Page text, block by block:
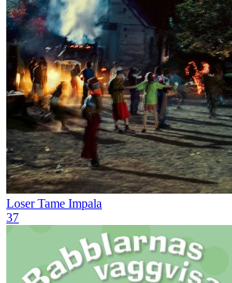
Loser Tame Impala
37